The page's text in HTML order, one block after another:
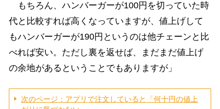
もちろん、ハンバーガーが100円を切っていた時
代と比較すれば高くなっていますが、値上げして
もハンバーガーが190円というのは他チェーンと比
べれば安い。ただし裏を返せば、まだまだ値上げ
の余地があるということでもありますが」
次のページ：アプリで注文していると「何十円の値上